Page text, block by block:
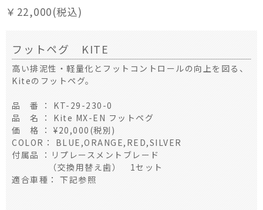
￥22,000(税込)
フットペグ KITE
高い排泥性・軽量化とフットコントロールの向上を図る、
Kiteのフットペグ。
品 番 ： KT-29-230-0
品 名 ： Kite MX-EN フットペグ
価 格 ： ¥20,000(税別)
COLOR： BLUE,ORANGE,RED,SILVER
付属品 ：リプレースメントブレード
（交換用替え歯） 1セット
適合車種： 下記参照